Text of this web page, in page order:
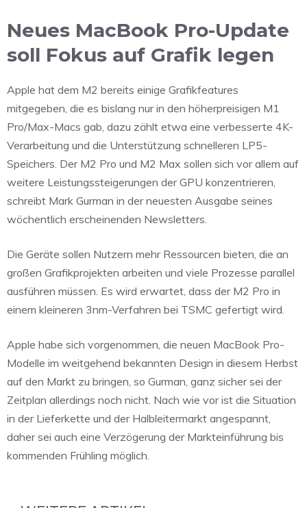
Neues MacBook Pro-Update
soll Fokus auf Grafik legen
Apple hat dem M2 bereits einige Grafikfeatures
mitgegeben, die es bislang nur in den höherpreisigen M1
Pro/Max-Macs gab, dazu zählt etwa eine verbesserte 4K-
Verarbeitung und die Unterstützung schnelleren LP5-
Speichers. Der M2 Pro und M2 Max sollen sich vor allem auf
weitere Leistungssteigerungen der GPU konzentrieren,
schreibt Mark Gurman in der neuesten Ausgabe seines
wöchentlich erscheinenden Newsletters.
Die Geräte sollen Nutzern mehr Ressourcen bieten, die an
großen Grafikprojekten arbeiten und viele Prozesse parallel
ausführen müssen. Es wird erwartet, dass der M2 Pro in
einem kleineren 3nm-Verfahren bei TSMC gefertigt wird.
Apple habe sich vorgenommen, die neuen MacBook Pro-
Modelle im weitgehend bekannten Design in diesem Herbst
auf den Markt zu bringen, so Gurman, ganz sicher sei der
Zeitplan allerdings noch nicht. Nach wie vor ist die Situation
in der Lieferkette und der Halbleitermarkt angespannt,
daher sei auch eine Verzögerung der Markteinführung bis
kommenden Frühling möglich.